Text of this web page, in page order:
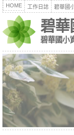
HOME 工作日誌 碧華國
碧華
碧華國小